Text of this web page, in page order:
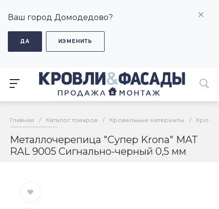
Ваш город Домодедово?
ДА ИЗМЕНИТЬ
Главная / Каталог товаров / Кровельные материалы /
Металлочерепица "Супер Krona" MAT
RAL 9005 Сигнально-черный 0,5 мм